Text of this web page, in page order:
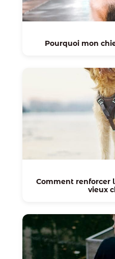
Pourquoi mon
Comment renforcer
vieux